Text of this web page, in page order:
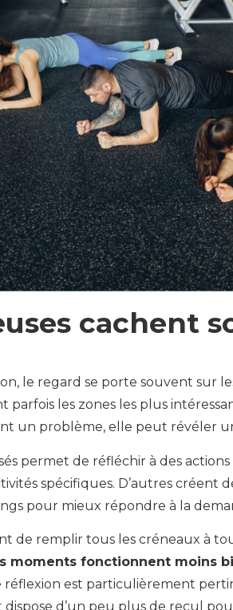
cachent
le regard se porte souvent sur
parfois les zones les plus
un problème, elle peut révéler
permet de réfléchir à des actions
spécifiques. D’autres créent
pour mieux répondre à la
de remplir tous les créneaux à
fonctionnent moins
réflexion est particulièrement
d’un peu plus de recul